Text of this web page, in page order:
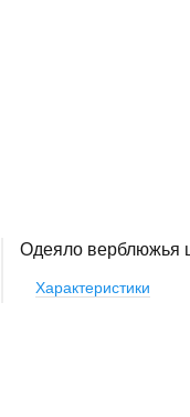
Одеяло верблюжья
Характеристики